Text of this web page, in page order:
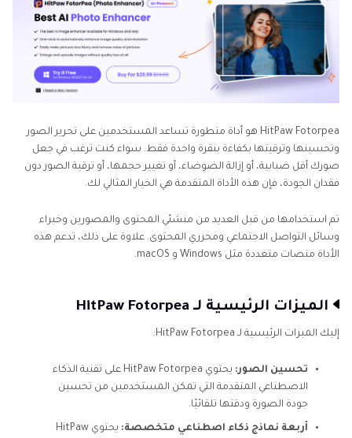
HitPaw Fotorpea هو أداة متطورة تساعد المستخدمين على تحرير الصور
وتحسينها وترقيتها بكفاءة بنقرة واحدة فقط. سواء كنت ترغب في جعل
صورك أقل ضبابية، أو إزالة الضوضاء، أو تغيير حجمها، أو ترقية الصور دون
فقدان الجودة، فإن هذه الأداة المتقدمة هي الخيار المثالي لك.
تم استخدامها من قبل العديد من منشئي المحتوى والمصورين وخبراء
وسائل التواصل الاجتماعي ومحرري المحتوى. علاوة على ذلك، تدعم هذه
الأداة منصات متعددة مثل Windows و macOS.
الميزات الرئيسية لـ HitPaw Fotorpea
إليك الميزات الرئيسية لـ HitPaw Fotorpea:
تحسين الصور:
يحتوي HitPaw Fotorpea على تقنية الذكاء
الاصطناعي المتقدمة التي تمكن المستخدمين من تحسين
جودة الصورة ودقتها تلقائيًا.
أربعة نماذج ذكاء اصطناعي متخصصة: يحتوي HitPaw